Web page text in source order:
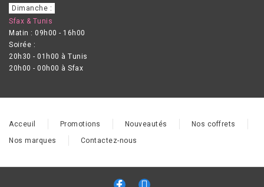
Dimanche :
Sfax & Tunis
Matin : 09h00 - 16h00
Soirée :
20h30 - 01h00 à Tunis
20h00 - 00h00 à Sfax
Acceuil Promotions Nouveautés
Nos coffrets
Nos marques
Contactez-nous